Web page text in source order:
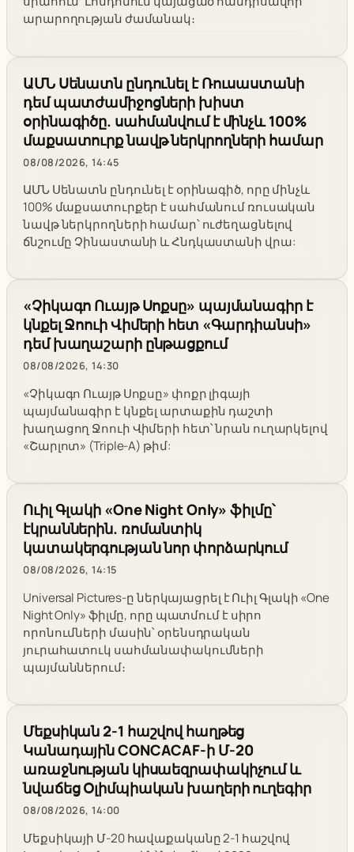
արարողության ժամանակ։
ԱՄՆ Սենատն ընդունել է Ռուսաստանի
դեմ պատժամիջոցների խիստ
օրինագիծը. սահմանվում է մինչև 100%
մաքսատուրք նավթ ներկրողների համար
08/08/2026, 14:45
ԱՄՆ Սենատն ընդունել է օրինագիծ, որը մինչև
100% մաքսատուրքեր է սահմանում ռուսական
նավթ ներկրողների համար՝ ուժեղացնելով
ճնշումը Չինաստանի և Հնդկաստանի վրա:
«Չիկագո Ուայթ Սոքսը» պայմանագիր է
կնքել Ջոուի Վիմերի հետ «Գարդիանսի»
դեմ խաղաշարի ընթացքում
08/08/2026, 14:30
«Չիկագո Ուայթ Սոքսը» փոքր լիգայի
պայմանագիր է կնքել արտաքին դաշտի
խաղացող Ջոուի Վիմերի հետ՝ նրան ուղարկելով
«Շարլոտ» (Triple-A) թիմ:
Ուիլ Գլակի «One Night Only» ֆիլմը՝
էկրաններին. ռոմանտիկ
կատակերգության նոր փորձարկում
08/08/2026, 14:15
Universal Pictures-ը ներկայացրել է Ուիլ Գլակի «One
Night Only» ֆիլմը, որը պատմում է սիրո
որոնումների մասին՝ օրենսդրական
յուրահատուկ սահմանափակումների
պայմաններում։
Մեքսիկան 2-1 հաշվով հաղթեց
Կանադային CONCACAF-ի Մ-20
առաջնության կիսաեզրափակիչում և
նվաճեց Օլիմպիական խաղերի ուղեգիր
08/08/2026, 14:00
Մեքսիկայի Մ-20 հավաքականը 2-1 հաշվով